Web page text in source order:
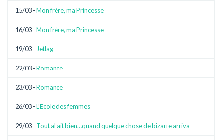
15/03 -Mon frère, ma Princesse
16/03 -Mon frère, ma Princesse
19/03 - Jetlag
22/03 -Romance
23/03 -Romance
26/03 -L’Ecole des femmes
29/03 - Tout allait bien…quand quelque chose de bizarre arriva